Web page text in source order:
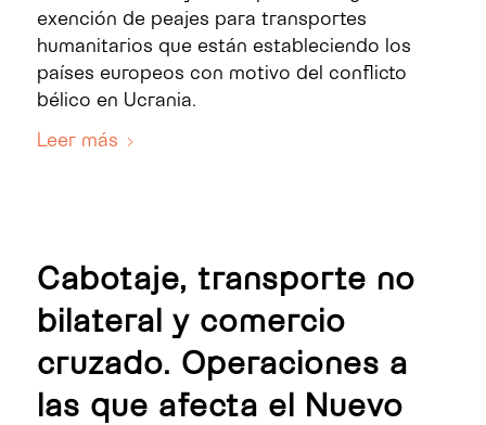
exención de peajes para transportes
humanitarios que están estableciendo los
países europeos con motivo del conflicto
bélico en Ucrania.
Leer más
Cabotaje, transporte no
bilateral y comercio
cruzado. Operaciones a
las que afecta el Nuevo